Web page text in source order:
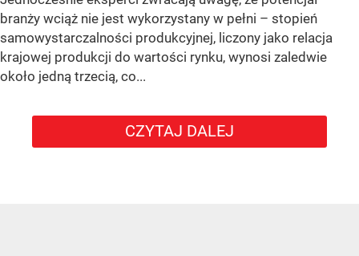
branży wciąż nie jest wykorzystany w pełni – stopień
samowystarczalności produkcyjnej, liczony jako relacja
krajowej produkcji do wartości rynku, wynosi zaledwie
około jedną trzecią, co...
CZYTAJ DALEJ